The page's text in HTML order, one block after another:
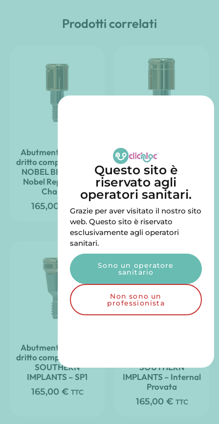
Prodotti correlati
Abutment Clic’nLoc
dritto compatibile con
NOBEL BIOCARE –
Nobel Replace Tri-
Channel
165,00 TTC
Montante Clic’nLoc
destro, compatibile
con CAMLOG
165,00€ TTC
Abutment Clic’nLoc
dritto compatibile con
SOUTHERN
IMPLANTS – SP1
165,00 € TTC
SOUTHERN
IMPLANTS – Internal
Provata
165,00 € TTC
Questo sito è
riservato agli
operatori sanitari.
Grazie per aver visitato il nostro sito
web. Questo sito è riservato
esclusivamente agli operatori
sanitari.
Sono un operatore
sanitario
Non sono un
professionista